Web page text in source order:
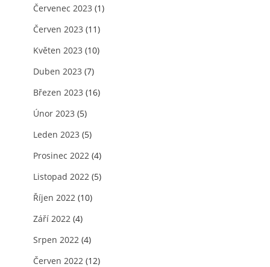
Červenec 2023 (1)
Červen 2023 (11)
Květen 2023 (10)
Duben 2023 (7)
Březen 2023 (16)
Únor 2023 (5)
Leden 2023 (5)
Prosinec 2022 (4)
Listopad 2022 (5)
Říjen 2022 (10)
Září 2022 (4)
Srpen 2022 (4)
Červen 2022 (12)